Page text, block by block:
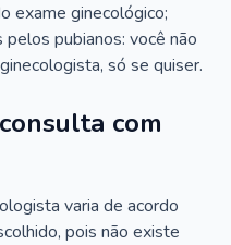
exame ginecológico;
pubianos: você não
só se quiser.
com
varia de acordo
pois não existe